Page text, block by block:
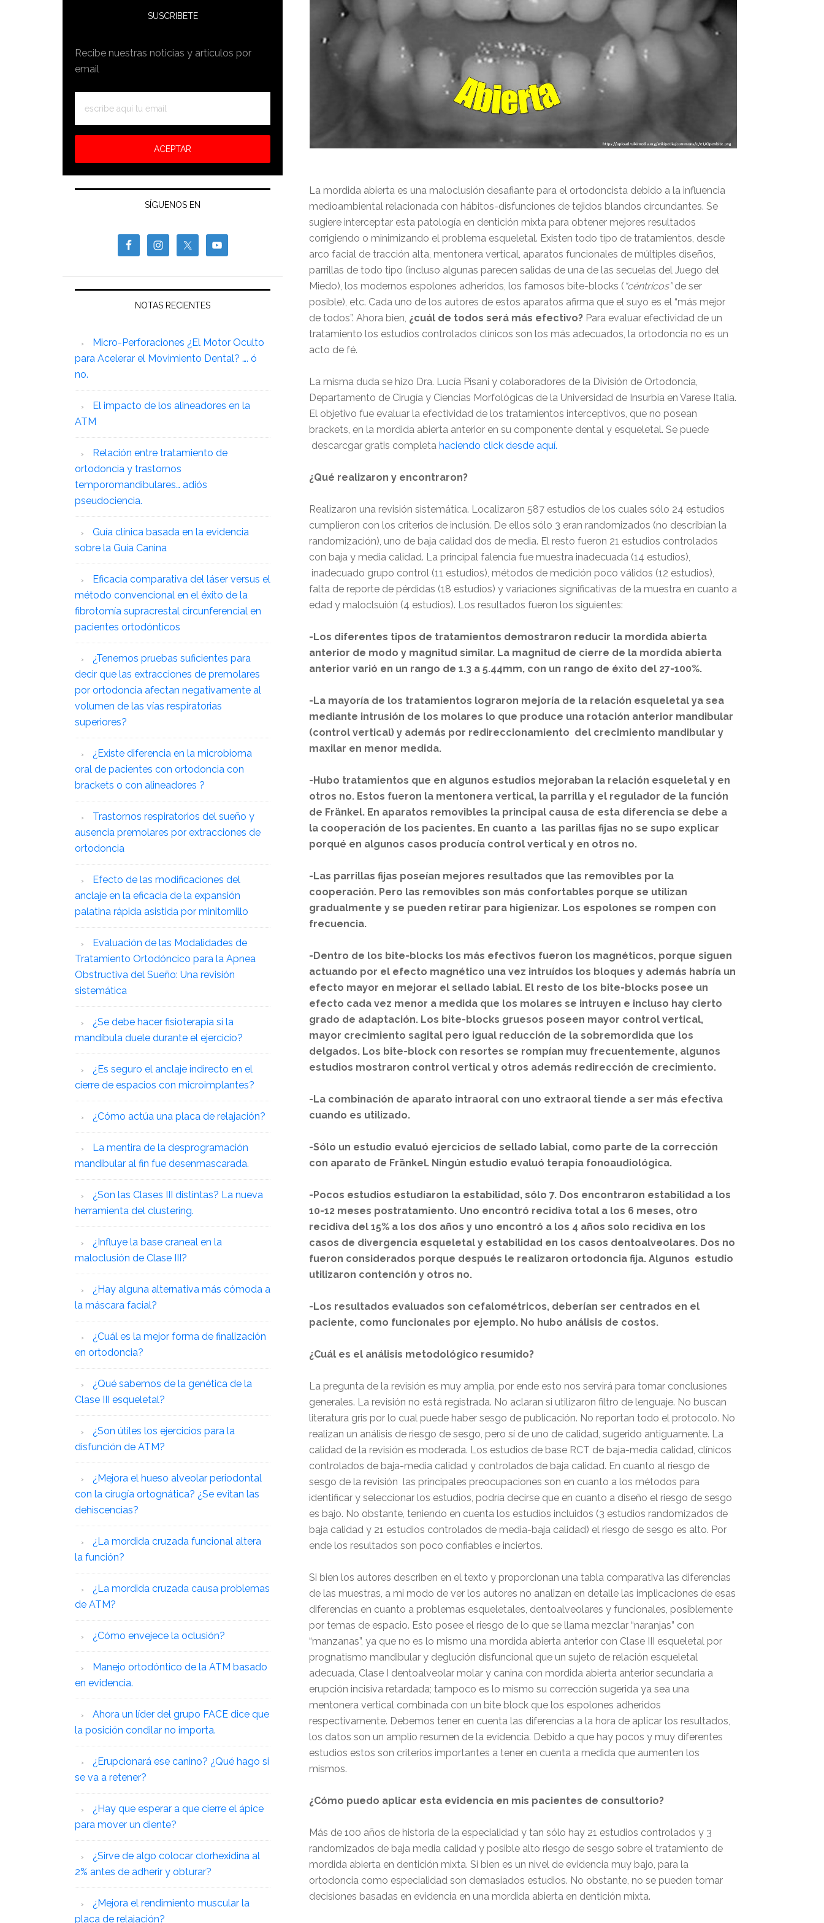
La mordida abierta es una maloclusión desafiante para el ortodoncista debido a la influencia
medioambiental relacionada con hábitos-disfunciones de tejidos blandos circundantes. Se
sugiere interceptar esta patología en dentición mixta para obtener mejores resultados
corrigiendo o minimizando el problema esqueletal. Existen todo tipo de tratamientos, desde
arco facial de tracción alta, mentonera vertical, aparatos funcionales de múltiples diseños,
parrillas de todo tipo (incluso algunas parecen salidas de una de las secuelas del Juego del
Miedo), los modernos espolones adheridos, los famosos bite-blocks ( “céntricos”de ser
posible), etc. Cada uno de los autores de estos aparatos afirma que el suyo es el “más mejor
de todos”. Ahora bien, ¿cuál de todos será más efectivo? Para evaluar efectividad de un
tratamiento los estudios controlados clínicos son los más adecuados, la ortodoncia no es un
acto de fé.
La misma duda se hizo Dra. Lucía Pisani y colaboradores de la División de Ortodoncia,
Departamento de Cirugía y Ciencias Morfológicas de la Universidad de Insurbia en Varese Italia.
El objetivo fue evaluar la efectividad de los tratamientos interceptivos, que no posean
brackets, en la mordida abierta anterior en su componente dental y esqueletal. Se puede
descarcgar gratis completa haciendo click desde aquí.
¿Qué realizaron y encontraron?
Realizaron una revisión sistemática. Localizaron 587 estudios de los cuales sólo 24 estudios
cumplieron con los criterios de inclusión. De ellos sólo 3 eran randomizados (no describían la
randomización), uno de baja calidad dos de media. El resto fueron 21 estudios controlados
con baja y media calidad. La principal falencia fue muestra inadecuada (14 estudios),
inadecuado grupo control (11 estudios), métodos de medición poco válidos (12 estudios),
falta de reporte de pérdidas (18 estudios) y variaciones significativas de la muestra en cuanto a
edad y maloclsuión (4 estudios). Los resultados fueron los siguientes:
-Los diferentes tipos de tratamientos demostraron reducir la mordida abierta
anterior de modo y magnitud similar. La magnitud de cierre de la mordida abierta
anterior varió en un rango de 1.3 a 5.44mm, con un rango de éxito del 27-100%.
-La mayoría de los tratamientos lograron mejoría de la relación esqueletal ya sea
mediante intrusión de los molares lo que produce una rotación anterior mandibular
(control vertical) y además por redireccionamiento del crecimiento mandibular y
maxilar en menor medida.
-Hubo tratamientos que en algunos estudios mejoraban la relación esqueletal y en
otros no. Estos fueron la mentonera vertical, la parrilla y el regulador de la función
de Fränkel. En aparatos removibles la principal causa de esta diferencia se debe a
la cooperación de los pacientes. En cuanto a las parillas fijas no se supo explicar
porqué en algunos casos producía control vertical y en otros no.
-Las parrillas fijas poseían mejores resultados que las removibles por la
cooperación. Pero las removibles son más confortables porque se utilizan
gradualmente y se pueden retirar para higienizar. Los espolones se rompen con
frecuencia.
-Dentro de los bite-blocks los más efectivos fueron los magnéticos, porque siguen
actuando por el efecto magnético una vez intruídos los bloques y además habría un
efecto mayor en mejorar el sellado labial. El resto de los bite-blocks posee un
efecto cada vez menor a medida que los molares se intruyen e incluso hay cierto
grado de adaptación. Los bite-blocks gruesos poseen mayor control vertical,
mayor crecimiento sagital pero igual reducción de la sobremordida que los
delgados. Los bite-block con resortes se rompían muy frecuentemente, algunos
estudios mostraron control vertical y otros además redirección de crecimiento.
-La combinación de aparato intraoral con uno extraoral tiende a ser más efectiva
cuando es utilizado.
-Sólo un estudio evaluó ejercicios de sellado labial, como parte de la corrección
con aparato de Fränkel. Ningún estudio evaluó terapia fonoaudiológica.
-Pocos estudios estudiaron la estabilidad, sólo 7. Dos encontraron estabilidad a los
10-12 meses postratamiento. Uno encontró recidiva total a los 6 meses, otro
recidiva del 15% a los dos años y uno encontró a los 4 años solo recidiva en los
casos de divergencia esqueletal y estabilidad en los casos dentoalveolares. Dos no
fueron considerados porque después le realizaron ortodoncia fija. Algunos estudio
utilizaron contención y otros no.
-Los resultados evaluados son cefalométricos, deberían ser centrados en el
paciente, como funcionales por ejemplo. No hubo análisis de costos.
¿Cuál es el análisis metodológico resumido?
La pregunta de la revisión es muy amplia, por ende esto nos servirá para tomar conclusiones
generales. La revisión no está registrada. No aclaran si utilizaron filtro de lenguaje. No buscan
literatura gris por lo cual puede haber sesgo de publicación. No reportan todo el protocolo. No
realizan un análisis de riesgo de sesgo, pero sí de uno de calidad, sugerido antiguamente. La
calidad de la revisión es moderada. Los estudios de base RCT de baja-media calidad, clínicos
controlados de baja-media calidad y controlados de baja calidad. En cuanto al riesgo de
sesgo de la revisión las principales preocupaciones son en cuanto a los métodos para
identificar y seleccionar los estudios, podría decirse que en cuanto a diseño el riesgo de sesgo
es bajo. No obstante, teniendo en cuenta los estudios incluidos (3 estudios randomizados de
baja calidad y 21 estudios controlados de media-baja calidad) el riesgo de sesgo es alto. Por
ende los resultados son poco confiables e inciertos.
Si bien los autores describen en el texto y proporcionan una tabla comparativa las diferencias
de las muestras, a mi modo de ver los autores no analizan en detalle las implicaciones de esas
diferencias en cuanto a problemas esqueletales, dentoalveolares y funcionales, posiblemente
por temas de espacio. Esto posee el riesgo de lo que se llama mezclar “naranjas” con
“manzanas”, ya que no es lo mismo una mordida abierta anterior con Clase III esqueletal por
prognatismo mandibular y deglución disfuncional que un sujeto de relación esqueletal
adecuada, Clase I dentoalveolar molar y canina con mordida abierta anterior secundaria a
erupción incisiva retardada; tampoco es lo mismo su corrección sugerida ya sea una
mentonera vertical combinada con un bite block que los espolones adheridos
respectivamente. Debemos tener en cuenta las diferencias a la hora de aplicar los resultados,
los datos son un amplio resumen de la evidencia. Debido a que hay pocos y muy diferentes
estudios estos son criterios importantes a tener en cuenta a medida que aumenten los
mismos.
¿Cómo puedo aplicar esta evidencia en mis pacientes de consultorio?
Más de 100 años de historia de la especialidad y tan sólo hay 21 estudios controlados y 3
randomizados de baja media calidad y posible alto riesgo de sesgo sobre el tratamiento de
mordida abierta en dentición mixta. Si bien es un nivel de evidencia muy bajo, para la
ortodoncia como especialidad son demasiados estudios. No obstante, no se pueden tomar
decisiones basadas en evidencia en una mordida abierta en dentición mixta.
SUSCRIBETE
Recibe nuestras noticias y artículos por
email
SÍGUENOS EN
NOTAS RECIENTES
Micro-Perforaciones ¿El Motor Oculto
para Acelerar el Movimiento Dental? …. ó
no.
El impacto de los alineadores en la
ATM
Relación entre tratamiento de
ortodoncia y trastornos
temporomandibulares… adiós
pseudociencia.
Guía clínica basada en la evidencia
sobre la Guía Canina
Eficacia comparativa del láser versus el
método convencional en el éxito de la
fibrotomía supracrestal circunferencial en
pacientes ortodónticos
¿Tenemos pruebas suficientes para
decir que las extracciones de premolares
por ortodoncia afectan negativamente al
volumen de las vías respiratorias
superiores?
¿Existe diferencia en la microbioma
oral de pacientes con ortodoncia con
brackets o con alineadores ?
Trastornos respiratorios del sueño y
ausencia premolares por extracciones de
ortodoncia
Efecto de las modificaciones del
anclaje en la eficacia de la expansión
palatina rápida asistida por minitornillo
Evaluación de las Modalidades de
Tratamiento Ortodóncico para la Apnea
Obstructiva del Sueño: Una revisión
sistemática
¿Se debe hacer fisioterapia si la
mandíbula duele durante el ejercicio?
¿Es seguro el anclaje indirecto en el
cierre de espacios con microimplantes?
¿Cómo actúa una placa de relajación?
La mentira de la desprogramación
mandibular al fin fue desenmascarada.
¿Son las Clases III distintas? La nueva
herramienta del clustering.
¿Influye la base craneal en la
maloclusión de Clase III?
¿Hay alguna alternativa más cómoda a
la máscara facial?
¿Cuál es la mejor forma de finalización
en ortodoncia?
¿Qué sabemos de la genética de la
Clase III esqueletal?
¿Son útiles los ejercicios para la
disfunción de ATM?
¿Mejora el hueso alveolar periodontal
con la cirugía ortognática? ¿Se evitan las
dehiscencias?
¿La mordida cruzada funcional altera
la función?
¿La mordida cruzada causa problemas
de ATM?
¿Cómo envejece la oclusión?
Manejo ortodóntico de la ATM basado
en evidencia.
Ahora un líder del grupo FACE dice que
la posición condilar no importa.
¿Erupcionará ese canino? ¿Qué hago si
se va a retener?
¿Hay que esperar a que cierre el ápice
para mover un diente?
¿Sirve de algo colocar clorhexidina al
2% antes de adherir y obturar?
¿Mejora el rendimiento muscular la
placa de relajación?